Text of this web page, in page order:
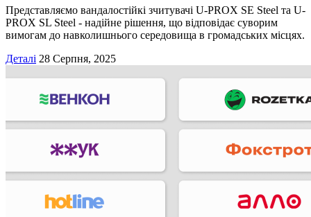
Представляємо вандалостійкі зчитувачі U-PROX SE Steel та U-
PROX SL Steel - надійне рішення, що відповідає суворим
вимогам до навколишнього середовища в громадських місцях.
Деталі 28 Серпня, 2025